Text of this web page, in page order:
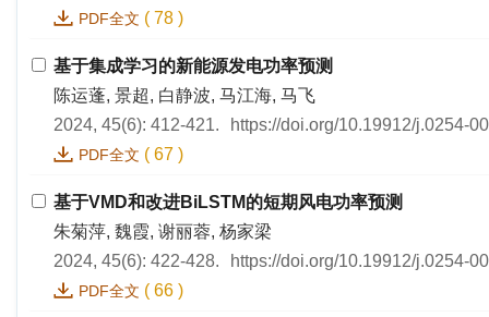
PDF全文 ( 78 )
基于集成学习的新能源发电功率预测
陈运蓬, 景超, 白静波, 马江海, 马飞
2024, 45(6): 412-421.
https://doi.org/10.19912/j.0254-
PDF全文 ( 67 )
基于VMD和改进BiLSTM的短期风电功率预测
朱菊萍, 魏霞, 谢丽蓉, 杨家梁
2024, 45(6): 422-428.
https://doi.org/10.19912/j.0254-
PDF全文 ( 66 )